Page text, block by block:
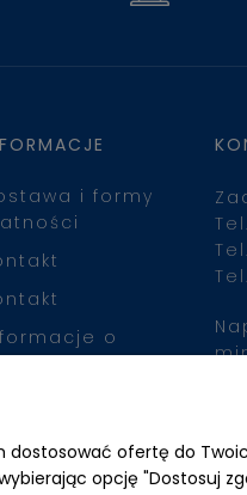
i formy
o
ofertę do
opcję "Dostosuj